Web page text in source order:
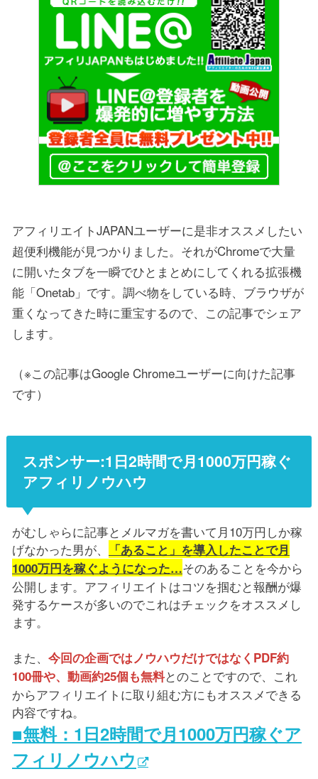
アフィリエイトJAPANユーザーに是非オススメしたい
超便利機能が見つかりました。それがChromeで大量
に開いたタブを一瞬でひとまとめにしてくれる拡張機
能「Onetab」です。調べ物をしている時、ブラウザが
重くなってきた時に重宝するので、この記事でシェア
します。
（※この記事はGoogle Chromeユーザーに向けた記事
です）
スポンサー:1日2時間で月1000万円稼ぐ
アフィリノウハウ
がむしゃらに記事とメルマガを書いて月10万円しか稼
げなかった男が、
「あること」を導入したことで月
1000万円を稼ぐようになった…そのあることを今から
公開します。アフィリエイトはコツを掴むと報酬が爆
発するケースが多いのでこれはチェックをオススメし
ます。
また、 今回の企画ではノウハウだけではなくPDF約
100冊や、動画約25個も無料とのことですので、これ
からアフィリエイトに取り組む方にもオススメできる
内容ですね。
■無料：1日2時間で月1000万円稼ぐア
フィリノウハウ